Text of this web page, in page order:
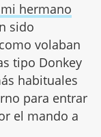
hermano
sido
volaban
tipo Donkey
habituales
para entrar
el mando a